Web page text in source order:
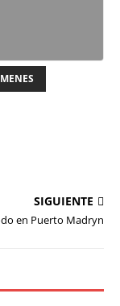
SIGUIENTE
en Puerto Madryn